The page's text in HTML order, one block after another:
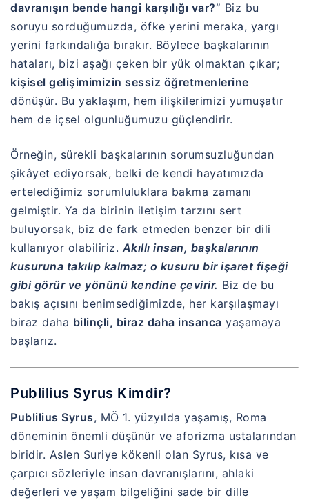
davranışın bende hangi karşılığı var?” Biz bu
soruyu sorduğumuzda, öfke yerini meraka, yargı
yerini farkındalığa bırakır. Böylece başkalarının
hataları, bizi aşağı çeken bir yük olmaktan çıkar;
kişisel gelişimimizin sessiz öğretmenlerine
dönüşür. Bu yaklaşım, hem ilişkilerimizi yumuşatır
hem de içsel olgunluğumuzu güçlendirir.
Örneğin, sürekli başkalarının sorumsuzluğundan
şikâyet ediyorsak, belki de kendi hayatımızda
ertelediğimiz sorumluluklara bakma zamanı
gelmiştir. Ya da birinin iletişim tarzını sert
buluyorsak, biz de fark etmeden benzer bir dili
kullanıyor olabiliriz.Akıllı insan, başkalarının
kusuruna takılıp kalmaz; o kusuru bir işaret fişeği
gibi görür ve yönünü kendine çevirir. Biz de bu
bakış açısını benimsediğimizde, her karşılaşmayı
biraz daha bilinçli, biraz daha insanca yaşamaya
başlarız.
Publilius Syrus Kimdir?
Publilius Syrus, MÖ 1. yüzyılda yaşamış, Roma
döneminin önemli düşünür ve aforizma ustalarından
biridir. Aslen Suriye kökenli olan Syrus, kısa ve
çarpıcı sözleriyle insan davranışlarını, ahlaki
değerleri ve yaşam bilgeliğini sade bir dille